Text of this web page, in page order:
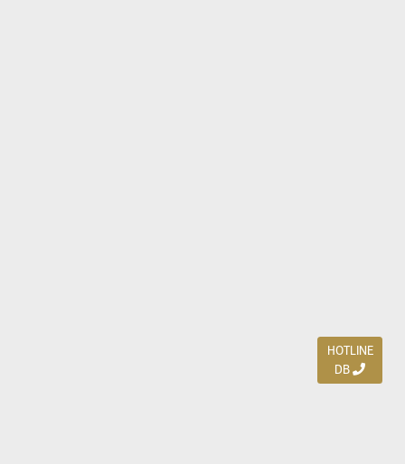
HOTLINE
DB